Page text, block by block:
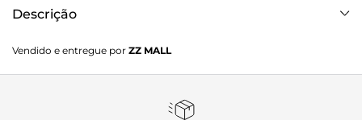
Descrição
bico fino em couro. Seu cabedal apresenta uma logomania
inovadora e moderna, agregando um toque único ao visual.
Vendido e entregue por ZZ MALL